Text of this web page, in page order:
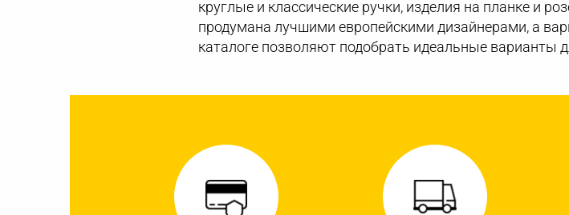
круглые и классические ручки, изделия на планке и
продумана лучшими европейскими дизайнерами, а
каталоге позволяют подобрать идеальные варианты